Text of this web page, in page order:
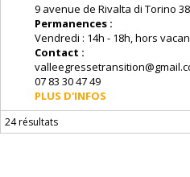
9 avenue de Rivalta di Torino
Permanences :
Vendredi : 14h - 18h, hors
Contact :
07 83 30 47 49
PLUS D'INFOS
24 résultats